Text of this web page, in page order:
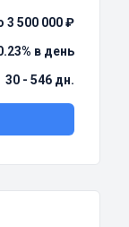
3 500 000 ₽
в день
30 - 546 дн.